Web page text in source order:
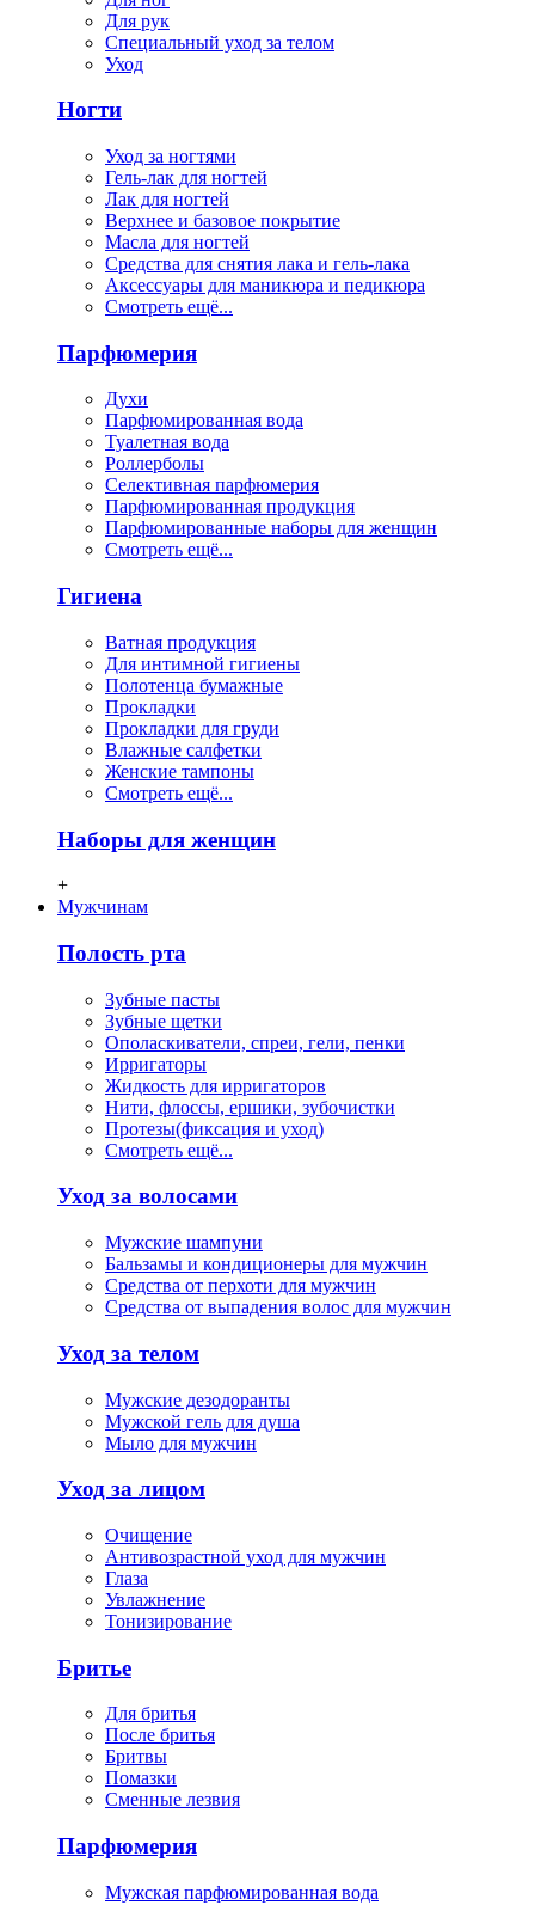
Для рук
Специальный уход за телом
Уход
Ногти
Уход за ногтями
Гель-лак для ногтей
Лак для ногтей
Верхнее и базовое покрытие
Масла для ногтей
Средства для снятия лака и гель-лака
Аксессуары для маникюра и педикюра
Смотреть ещё...
Парфюмерия
Духи
Парфюмированная вода
Туалетная вода
Роллерболы
Селективная парфюмерия
Парфюмированная продукция
Парфюмированные наборы для женщин
Смотреть ещё...
Гигиена
Ватная продукция
Для интимной гигиены
Полотенца бумажные
Прокладки
Прокладки для груди
Влажные салфетки
Женские тампоны
Смотреть ещё...
Наборы для женщин
+
Мужчинам
Полость рта
Зубные пасты
Зубные щетки
Ополаскиватели, спреи, гели, пенки
Ирригаторы
Жидкость для ирригаторов
Нити, флосcы, ершики, зубочистки
Протезы(фиксация и уход)
Смотреть ещё...
Уход за волосами
Мужские шампуни
Бальзамы и кондиционеры для мужчин
Средства от перхоти для мужчин
Средства от выпадения волос для мужчин
Уход за телом
Мужские дезодоранты
Мужской гель для душа
Мыло для мужчин
Уход за лицом
Очищение
Антивозрастной уход для мужчин
Глаза
Увлажнение
Тонизирование
Бритье
Для бритья
После бритья
Бритвы
Помазки
Сменные лезвия
Парфюмерия
Мужская парфюмированная вода